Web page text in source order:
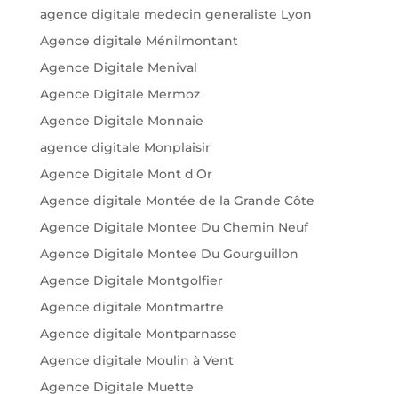
agence digitale medecin generaliste Lyon
Agence digitale Ménilmontant
Agence Digitale Menival
Agence Digitale Mermoz
Agence Digitale Monnaie
agence digitale Monplaisir
Agence Digitale Mont d'Or
Agence digitale Montée de la Grande Côte
Agence Digitale Montee Du Chemin Neuf
Agence Digitale Montee Du Gourguillon
Agence Digitale Montgolfier
Agence digitale Montmartre
Agence digitale Montparnasse
Agence digitale Moulin à Vent
Agence Digitale Muette